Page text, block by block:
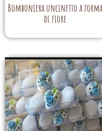
Bomboniera uncinetto a forma
di fiore